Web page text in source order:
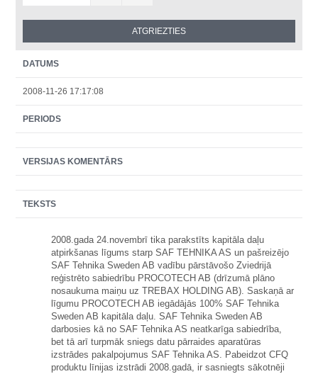
DATUMS
2008-11-26 17:17:08
PERIODS
VERSIJAS KOMENTĀRS
TEKSTS
2008.gada 24.novembrī tika parakstīts kapitāla daļu
atpirkšanas līgums starp SAF TEHNIKA AS un pašreizējo
SAF Tehnika Sweden AB vadību pārstāvošo Zviedrijā
reģistrēto sabiedrību PROCOTECH AB (drīzumāplāno
nosaukuma maiņu uz TREBAX HOLDING AB). Saskaņāar
līgumu PROCOTECH AB iegādājās 100% SAF Tehnika
Sweden AB kapitāla daļu. SAF Tehnika Sweden AB
darbosies kāno SAF Tehnika AS neatkarīga sabiedrība,
bet tāarī turpmāk sniegs datu pārraides aparatūras
izstrādes pakalpojumus SAF Tehnika AS. Pabeidzot CFQ
produktu līnijas izstrādi 2008.gadā, ir sasniegts sākotnēji